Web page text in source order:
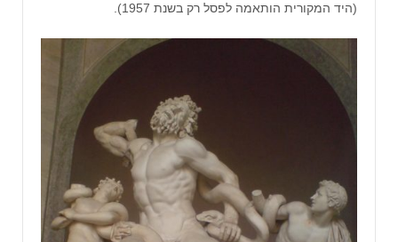
(היד המקורית הותאמה לפסל רק בשנת 1957).